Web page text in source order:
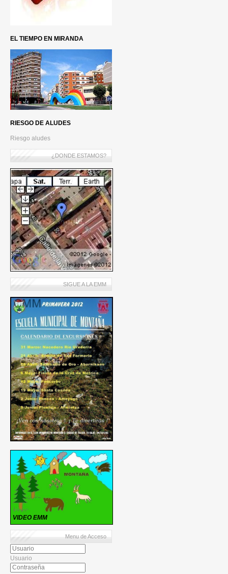
EL TIEMPO EN MIRANDA
RIESGO DE ALUDES
Riesgo aludes
¿DONDE ESTAMOS?
SIGUE A LA EMM
VIDEO EMM
Menu de Acceso
Usuario